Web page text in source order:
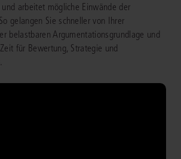
arbeitet mögliche Einwände der
gelangen Sie schneller von Ihrer
belastbaren Argumentationsgrundlage und
für Bewertung, Strategie und